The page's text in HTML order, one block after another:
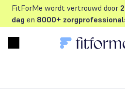
FitForMe wordt vertrouwd door
dag en 8000+